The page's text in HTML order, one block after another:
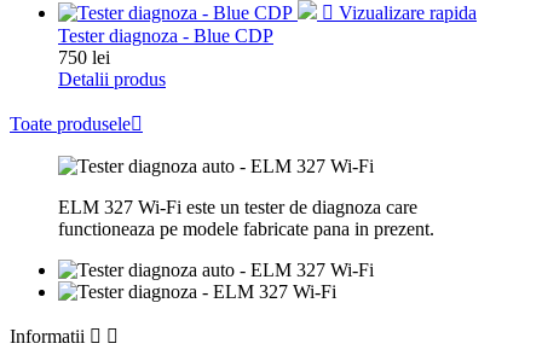
 Vizualizare rapida
Tester diagnoza - Blue CDP
Pret
750 lei
Detalii produs
Toate produsele
ELM 327 Wi-Fi este un tester de diagnoza care
functioneaza pe modele fabricate pana in prezent.
Informatii  